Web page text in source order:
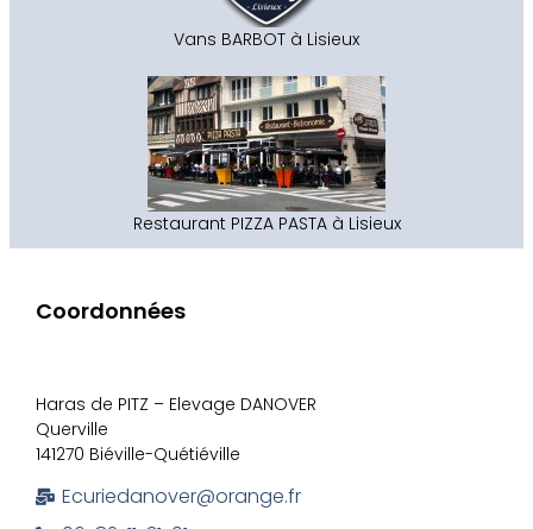
Vans BARBOT à Lisieux
Restaurant PIZZA PASTA à Lisieux
Coordonnées
Haras de PITZ – Elevage DANOVER
Querville
141270 Biéville-Quétiéville
Ecuriedanover@orange.fr